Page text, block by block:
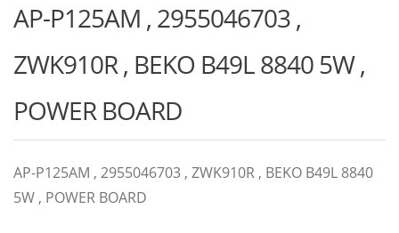
AP-P125AM , 2955046703 ,
ZWK910R , BEKO B49L 8840 5W ,
POWER BOARD
AP-P125AM , 2955046703 , ZWK910R , BEKO B49L 8840
5W , POWER BOARD